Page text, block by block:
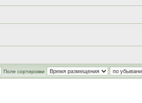
Поле сортировки